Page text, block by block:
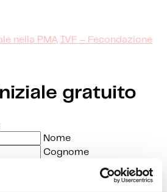
nella PMA
IVF – Fecondazione
gratuito
Nome
Cognome